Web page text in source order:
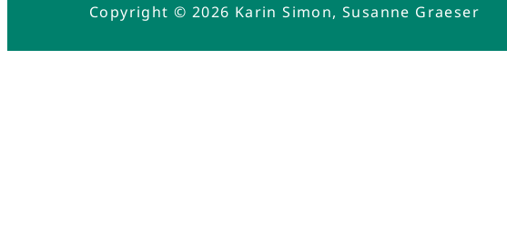
Copyright © 2026 Karin Simon, Susanne Graeser